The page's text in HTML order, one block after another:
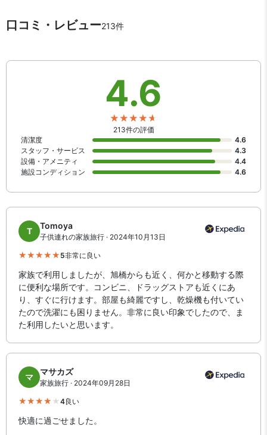
口コミ・レビュー213件
4.6
213件の評価
清潔度
4.6
スタッフ・サービス
4.3
設備・アメニティ
4.4
施設コンディション
4.6
T
Tomoya
子供連れの家族旅行 · 2024年10月13日
5非常に良い
家族で利用しましたが、旭橋からも近く、何かと移動する際
に便利な場所です。コンビニ、ドラッグストアも近くにあ
り、すぐに行けます。部屋も綺麗ですし、乾燥機も付いてい
たので洗濯にも困りません。非常に良い印象でしたので、ま
た利用したいと思います。
マ
マサカズ
家族旅行 · 2024年09月28日
4良い
快適に過ごせました。